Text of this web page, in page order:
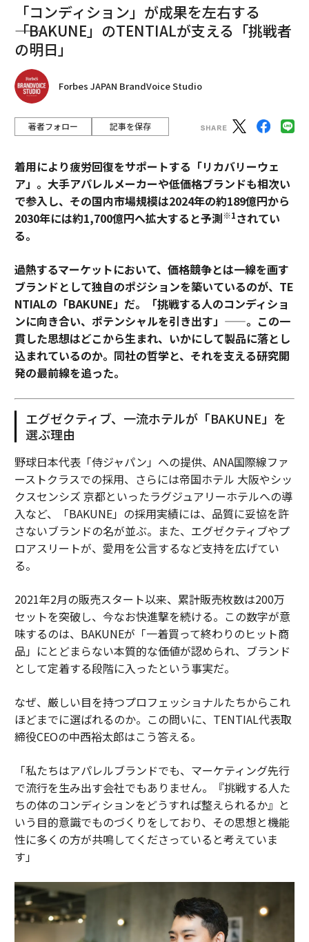
「コンディション」が成果を左右する
――「BAKUNE」のTENTIALが支える「挑戦者
の明日」
Forbes JAPAN BrandVoice Studio
著者フォロー 記事を保存
着用により疲労回復をサポートする「リカバリーウェ
ア」。大手アパレルメーカーや低価格ブランドも相次い
で参入し、その国内市場規模は2024年の約189億円から
2030年には約1,700億円へ拡大すると予測※1されてい
る。
過熱するマーケットにおいて、価格競争とは一線を画す
ブランドとして独自のポジションを築いているのが、TE
NTIALの「BAKUNE」だ。「挑戦する人のコンディショ
ンに向き合い、ポテンシャルを引き出す」——。この一
貫した思想はどこから生まれ、いかにして製品に落とし
込まれているのか。同社の哲学と、それを支える研究開
発の最前線を追った。
エグゼクティブ、一流ホテルが「BAKUNE」を
選ぶ理由
野球日本代表「侍ジャパン」への提供、ANA国際線ファ
ーストクラスでの採用、さらには帝国ホテル 大阪やシッ
クスセンシズ 京都といったラグジュアリーホテルへの導
入など、「BAKUNE」の採用実績には、品質に妥協を許
さないブランドの名が並ぶ。また、エグゼクティブやプ
ロアスリートが、愛用を公言するなど支持を広げてい
る。
2021年2月の販売スタート以来、累計販売枚数は200万
セットを突破し、今なお快進撃を続ける。この数字が意
味するのは、BAKUNEが「一着買って終わりのヒット商
品」にとどまらない本質的な価値が認められ、ブランド
として定着する段階に入ったという事実だ。
なぜ、厳しい目を持つプロフェッショナルたちからこれ
ほどまでに選ばれるのか。この問いに、TENTIAL代表取
締役CEOの中西裕太郎はこう答える。
「私たちはアパレルブランドでも、マーケティング先行
で流行を生み出す会社でもありません。『挑戦する人た
ちの体のコンディションをどうすれば整えられるか』と
いう目的意識でものづくりをしており、その思想と機能
性に多くの方が共鳴してくださっていると考えていま
す」